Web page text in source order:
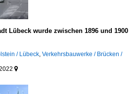
Lübeck wurde zwischen 1896 und 1900
/ Lübeck, Verkehrsbauwerke / Brücken /
